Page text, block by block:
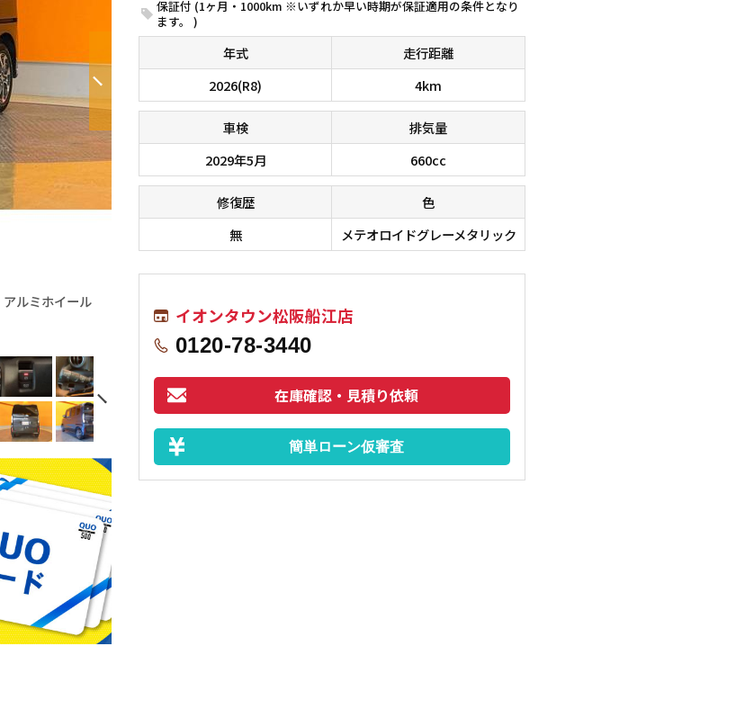
ルミホイール
す！！ 在庫に無いお車もお探ししますのでご相談下さいませ。 ■□■□■
保証付 (1ヶ月・1000km ※いずれか早い時期が保証適用の条件となり
ます。 )
年式
2026(R8)
走行距離
4km
車検
2029年5月
排気量
660cc
修復歴
無
色
メテオロイドグレーメタリック
イオンタウン松阪船江店
0120-78-3440
在庫確認・見積り依頼
簡単ローン仮審査